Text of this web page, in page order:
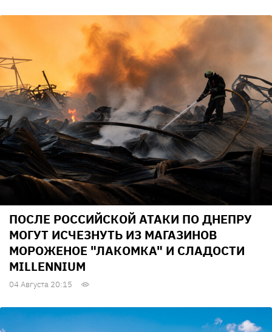
ПОСЛЕ РОССИЙСКОЙ АТАКИ ПО ДНЕПРУ
МОГУТ ИСЧЕЗНУТЬ ИЗ МАГАЗИНОВ
МОРОЖЕНОЕ "ЛАКОМКА" И СЛАДОСТИ
MILLENNIUM
04 Августа 20:15